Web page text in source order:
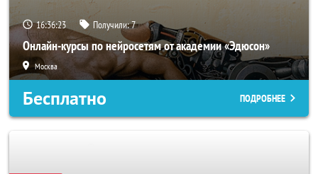
16:36:20 Получили:7
Онлайн-курсы по нейросетям от академии «Эдюсон»
Москва
Бесплатно ПОДРОБНЕЕ